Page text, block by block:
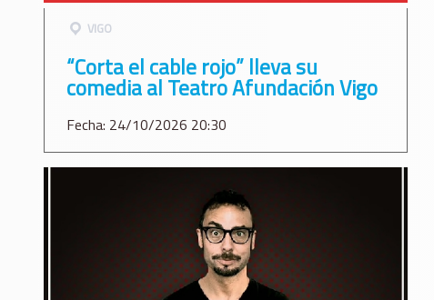
VIGO
“Corta el cable rojo” lleva su
comedia al Teatro Afundación Vigo
Fecha: 24/10/2026 20:30